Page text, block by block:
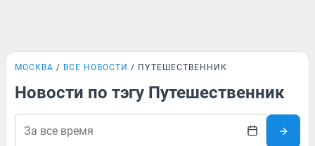
МОСКВА ВСЕ НОВОСТИ ПУТЕШЕСТВЕННИК
Новости по тэгу Путешественник